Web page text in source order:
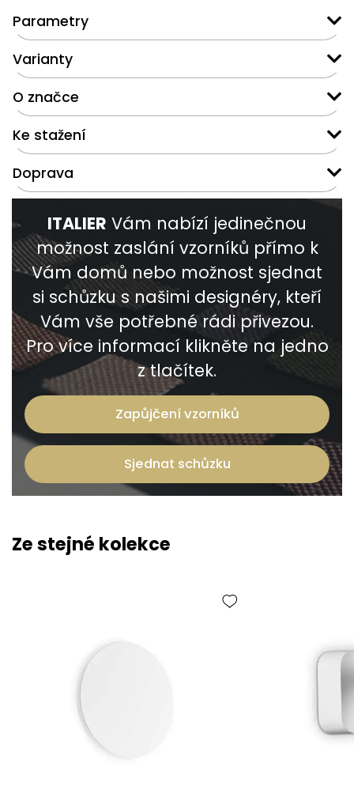
Parametry
Varianty
O značce
Ke stažení
Doprava
ITALIER Vám nabízí jedinečnou
možnost zaslání vzorníků přímo k
Vám domů nebo možnost sjednat
si schůzku s našimi designéry, kteří
Vám vše potřebné rádi přivezou.
Pro více informací klikněte na jedno
z tlačítek.
Zapůjčení vzorníků
Sjednat schůzku
Ze stejné kolekce